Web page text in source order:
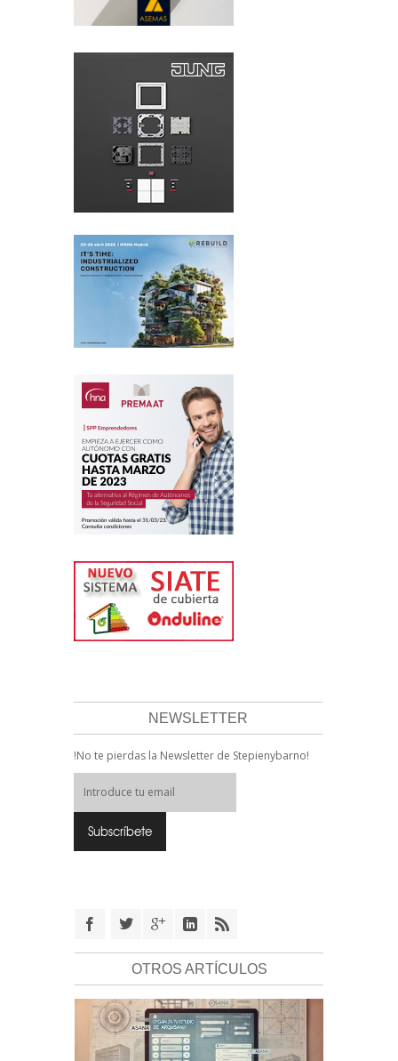
NEWSLETTER
!No te pierdas la Newsletter de Stepienybarno!
OTROS ARTÍCULOS